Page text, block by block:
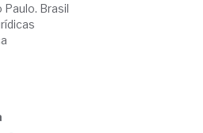
Paulo. Brasil